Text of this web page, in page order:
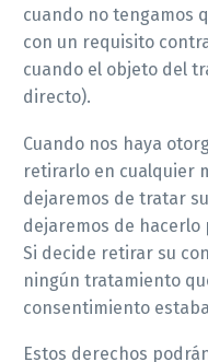
cuando no tengamos
con un requisito
cuando el objeto del
directo).
Cuando nos haya
retirarlo en cualquier
dejaremos de tratar
dejaremos de hacerlo
Si decide retirar su
ningún tratamiento
consentimiento
Estos derechos